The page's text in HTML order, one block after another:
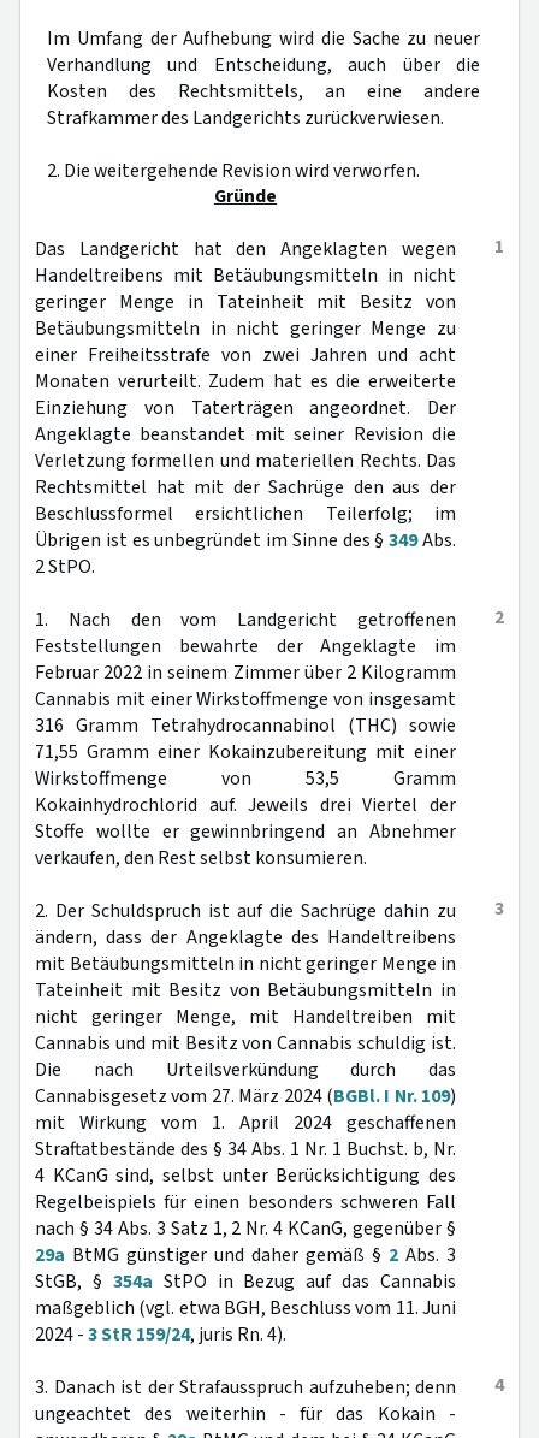
Im Umfang der Aufhebung wird die Sache zu neuer
Verhandlung und Entscheidung, auch über die
Kosten des Rechtsmittels, an eine andere
Strafkammer des Landgerichts zurückverwiesen.
2. Die weitergehende Revision wird verworfen.
Gründe
1
Das Landgericht hat den Angeklagten wegen
Handeltreibens mit Betäubungsmitteln in nicht
geringer Menge in Tateinheit mit Besitz von
Betäubungsmitteln in nicht geringer Menge zu
einer Freiheitsstrafe von zwei Jahren und acht
Monaten verurteilt. Zudem hat es die erweiterte
Einziehung von Taterträgen angeordnet. Der
Angeklagte beanstandet mit seiner Revision die
Verletzung formellen und materiellen Rechts. Das
Rechtsmittel hat mit der Sachrüge den aus der
Beschlussformel ersichtlichen Teilerfolg; im
Übrigen ist es unbegründet im Sinne des §349Abs.
2 StPO.
2
1. Nach den vom Landgericht getroffenen
Feststellungen bewahrte der Angeklagte im
Februar 2022 in seinem Zimmer über 2 Kilogramm
Cannabis mit einer Wirkstoffmenge von insgesamt
316 Gramm Tetrahydrocannabinol (THC) sowie
71,55 Gramm einer Kokainzubereitung mit einer
Wirkstoffmenge von 53,5 Gramm
Kokainhydrochlorid auf. Jeweils drei Viertel der
Stoffe wollte er gewinnbringend an Abnehmer
verkaufen, den Rest selbst konsumieren.
3
2. Der Schuldspruch ist auf die Sachrüge dahin zu
ändern, dass der Angeklagte des Handeltreibens
mit Betäubungsmitteln in nicht geringer Menge in
Tateinheit mit Besitz von Betäubungsmitteln in
nicht geringer Menge, mit Handeltreiben mit
Cannabis und mit Besitz von Cannabis schuldig ist.
Die nach Urteilsverkündung durch das
Cannabisgesetz vom 27. März 2024 (BGBl. I Nr. 109)
mit Wirkung vom 1. April 2024 geschaffenen
Straftatbestände des § 34 Abs. 1 Nr. 1 Buchst. b, Nr.
4 KCanG sind, selbst unter Berücksichtigung des
Regelbeispiels für einen besonders schweren Fall
nach § 34 Abs. 3 Satz 1, 2 Nr. 4 KCanG, gegenüber §
29a BtMG günstiger und daher gemäß § 2 Abs. 3
StGB, § 354a StPO in Bezug auf das Cannabis
maßgeblich (vgl. etwa BGH, Beschluss vom 11. Juni
2024 -3 StR 159/24, juris Rn. 4).
4
3. Danach ist der Strafausspruch aufzuheben; denn
ungeachtet des weiterhin - für das Kokain -